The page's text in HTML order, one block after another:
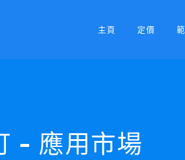
主頁 定價
- 應用市場